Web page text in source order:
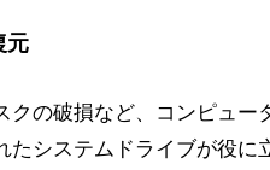
元
クの破損など、コンピュー
たシステムドライブが役に